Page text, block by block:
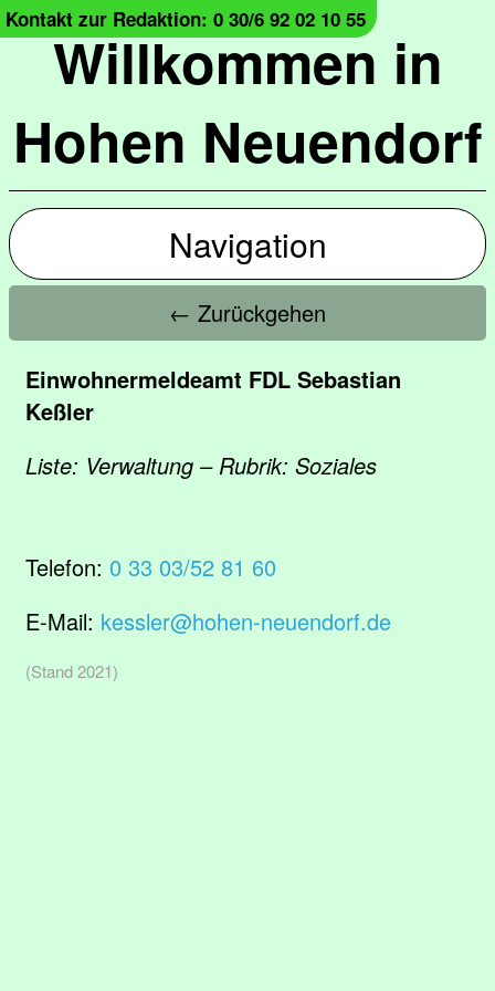
Willkommen in
Hohen Neuendorf
Kontakt zur Redaktion: 0 30/6 92 02 10 55
Navigation
← Zurückgehen
Einwohnermeldeamt FDL Sebastian
Keßler
Liste: Verwaltung – Rubrik: Soziales
Telefon: 0 33 03/52 81 60
E-Mail: kessler@hohen-neuendorf.de
(Stand 2021)